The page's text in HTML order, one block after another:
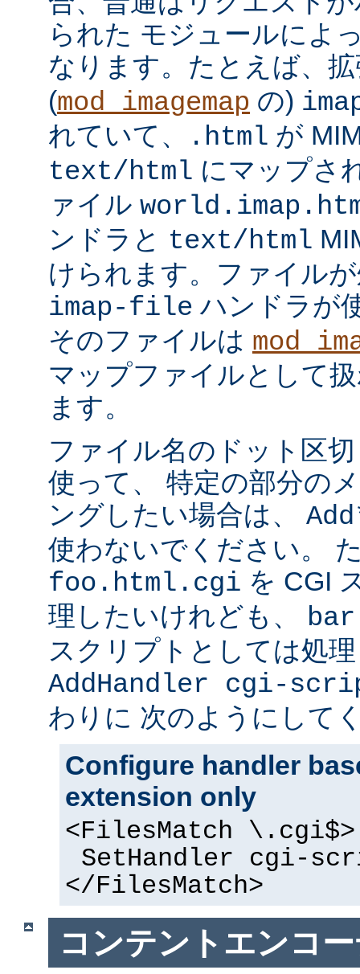
られた モジュールによ
なります。たとえば、
(mod_imagemap の)
れていて、
.html が
text/html にマップさ
ァイル
ンドラと text/html
けられます。ファイル
imap-file ハンドラが
そのファイルは
マップファイルとして
ます。
ファイル名のドット区
使って、 特定の部分の
ングしたい場合は、
使わないでください。
foo.html.cgi を CGI
理したいけれども、
スクリプトとしては処
AddHandler cgi-
わりに 次のようにして
Configure handler
extension only
<FilesMatch \.cgi$>
SetHandler cgi-
</FilesMatch>
コンテントエンコ